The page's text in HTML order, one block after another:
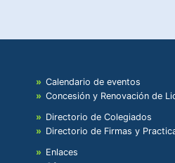
Calendario de eventos
Concesión y Renovación de
Directorio de Colegiados
Directorio de Firmas y
Enlaces